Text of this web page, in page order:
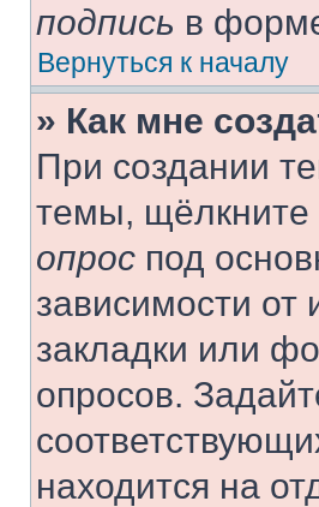
подпись в
Вернуться к началу
» Как мне
При создании
темы, щёлкните
опрос под
зависимости от
закладки или
опросов.
находится на